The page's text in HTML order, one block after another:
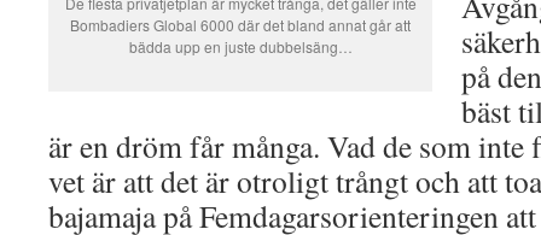
Bombadiers Global 6000 där det bland annat går att
bädda upp en juste dubbelsäng…
på
bäst
är en dröm får många. Vad de som
vet är att det är otroligt trångt och att
bajamaja på Femdagarsorienteringen